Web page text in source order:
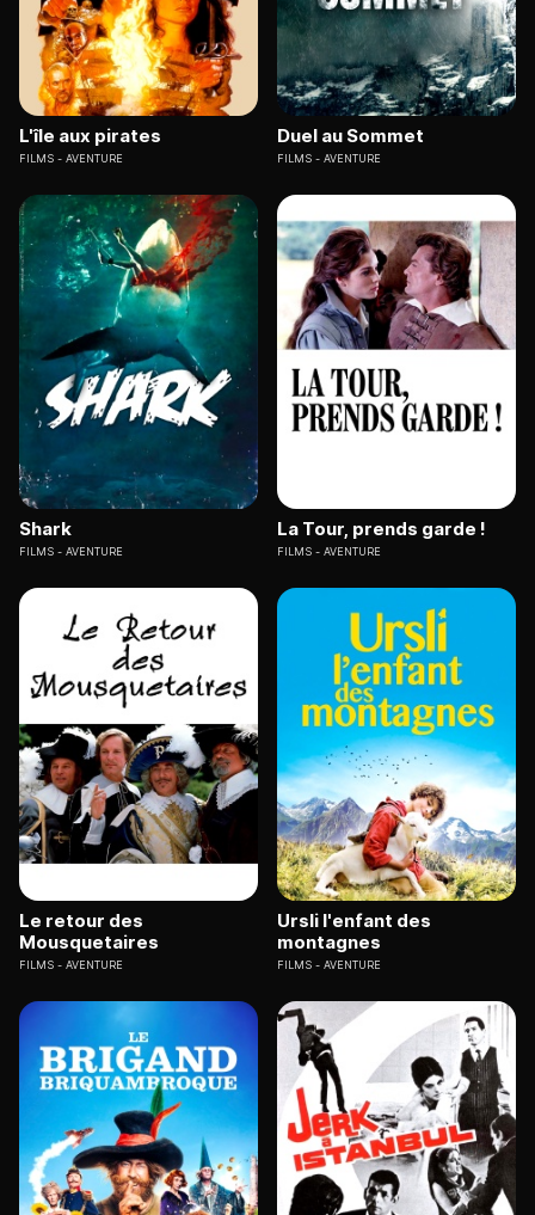
L'île aux pirates
FILMS AVENTURE
Duel au Sommet
FILMS AVENTURE
Shark
FILMS AVENTURE
La Tour, prends garde !
FILMS AVENTURE
Le retour des
Mousquetaires
FILMS AVENTURE
Ursli l'enfant des
montagnes
FILMS AVENTURE